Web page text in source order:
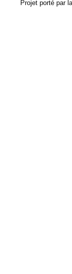
Projet porté par